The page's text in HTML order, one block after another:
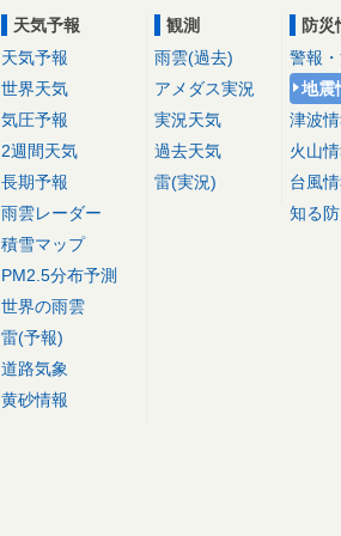
天気予報
天気予報
世界天気
気圧予報
2週間天気
長期予報
雨雲レーダー
積雪マップ
PM2.5分布予測
世界の雨雲
雷(予報)
道路気象
黄砂情報
観測
雨雲(過去)
アメダス実況
実況天気
過去天気
雷(実況)
防災
警報
地震
津波
火山
台風
知る